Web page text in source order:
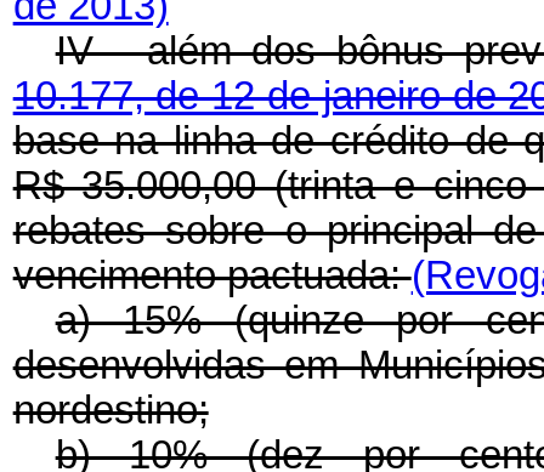
IV - além dos bônus
10.177, de 12 de janeiro de
base na linha de crédito de
R$ 35.000,00 (trinta e
rebates sobre o principal
vencimento pactuada:
a) 15% (quinze por
desenvolvidas em
nordestino;
b) 10% (dez por